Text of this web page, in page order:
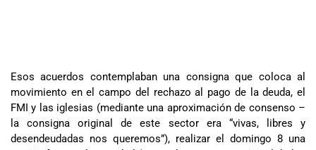
Esos acuerdos contemplaban una consigna que coloca al
movimiento en el campo del rechazo al pago de la deuda, el
FMI y las iglesias (mediante una aproximación de consenso –
la consigna original de este sector era “vivas, libres y
desendeudadas nos queremos”), realizar el domingo 8 una